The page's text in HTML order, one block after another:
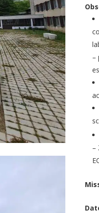
–
–